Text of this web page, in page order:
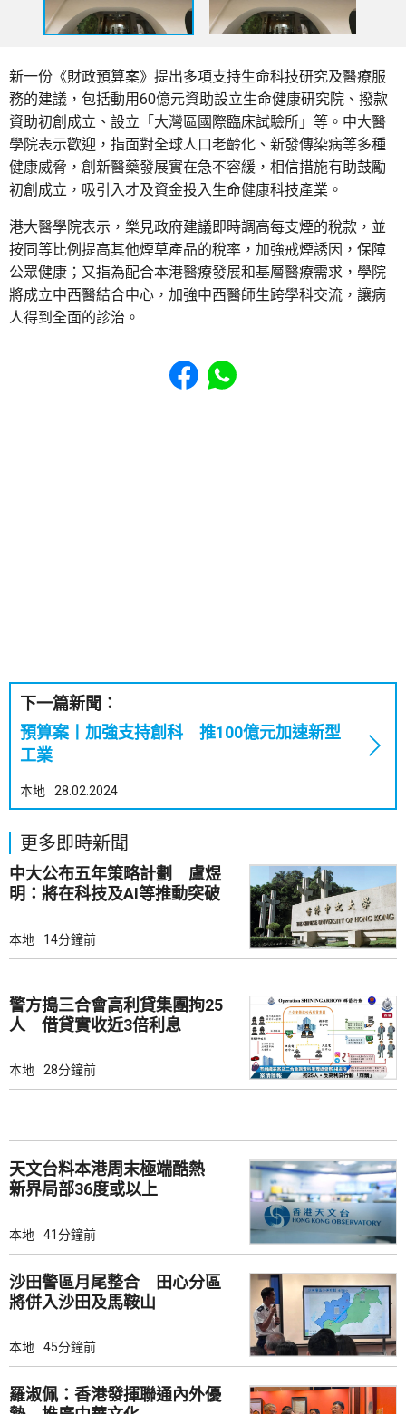
新一份《財政預算案》提出多項支持生命科技研究及醫療服
務的建議，包括動用60億元資助設立生命健康研究院、撥款
資助初創成立、設立「大灣區國際臨床試驗所」等。中大醫
學院表示歡迎，指面對全球人口老齡化、新發傳染病等多種
健康威脅，創新醫藥發展實在急不容緩，相信措施有助鼓勵
初創成立，吸引入才及資金投入生命健康科技產業。
港大醫學院表示，樂見政府建議即時調高每支煙的稅款，並
按同等比例提高其他煙草產品的稅率，加強戒煙誘因，保障
公眾健康；又指為配合本港醫療發展和基層醫療需求，學院
將成立中西醫結合中心，加強中西醫師生跨學科交流，讓病
人得到全面的診治。
Share to Facebook
Share to WhatsApp
下一篇新聞：
預算案丨加強支持創科 推100億元加速新型
工業
本地 28.02.2024
更多即時新聞
中大公布五年策略計劃 盧煜
明：將在科技及AI等推動突破
本地 14分鐘前
警方搗三合會高利貸集團拘25
人 借貸實收近3倍利息
本地 28分鐘前
天文台料本港周末極端酷熱
新界局部36度或以上
本地 41分鐘前
沙田警區月尾整合 田心分區
將併入沙田及馬鞍山
本地 45分鐘前
羅淑佩：香港發揮聯通內外優